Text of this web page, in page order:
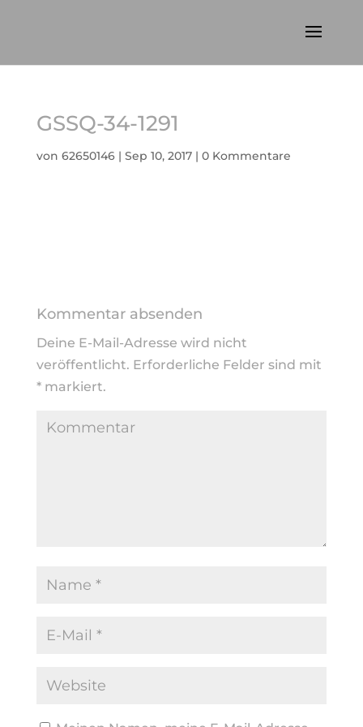
GSSQ-34-1291
von 62650146| Sep 10, 2017| 0 Kommentare
Kommentar absenden
Deine E-Mail-Adresse wird nicht
veröffentlicht. Erforderliche Felder sind mit
*markiert.